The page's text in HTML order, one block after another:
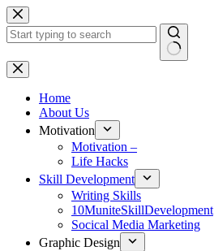
Skip
to
content
No
results
Home
About Us
Motivation
Motivation –
Life Hacks
Skill Development
Writing Skills
10MuniteSkillDevelopment
Socical Media Marketing
Graphic Design